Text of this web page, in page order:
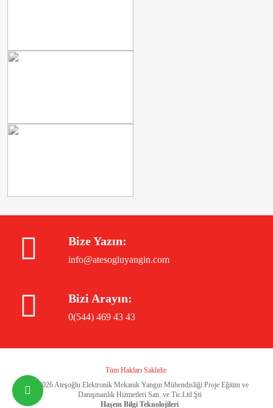
Bize Yazın:
info@atesogluyangin.com
Bizi Arayın:
0(544) 469 43 43
Tüm Hakları Saklıdır.
2026 Ateşoğlu Elektronik Mekanik Yangın Mühendisliği Proje Eğitim ve
Danışmanlık Hizmetleri San. ve Tic.Ltd.Şti
Haşem Bilgi Teknolojileri